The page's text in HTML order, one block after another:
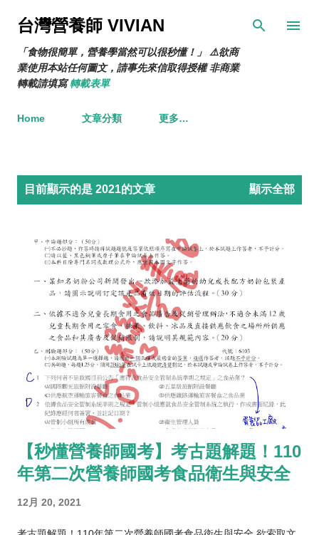
跳到主要內容
台灣營養師 VIVIAN
「食物很簡單，營養學當然可以很秒懂！」 ⚠️欲商
業使用本站任何圖文，請事先來信取得授權 非商業
轉載請填寫轉載表單
Home 文章分類 更多…
目前顯示的是 2021的文章 顯示全部
【秒懂營養師國考】考古題解題！110
年第二次營養師國考食品衛生與安全
12月 20, 2021